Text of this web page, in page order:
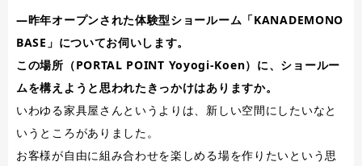
―昨年オープンされた体験型ショールーム「KANADEMONO
BASE」についてお伺いします。
この場所（PORTAL POINT Yoyogi-Koen）に、ショールー
ムを構えようと思われたきっかけはありますか。
いわゆる家具屋さんというよりは、新しい空間にしたいなと
いうところがありました。
お客様が自由に組み合わせを楽しめる場を作りたいという思